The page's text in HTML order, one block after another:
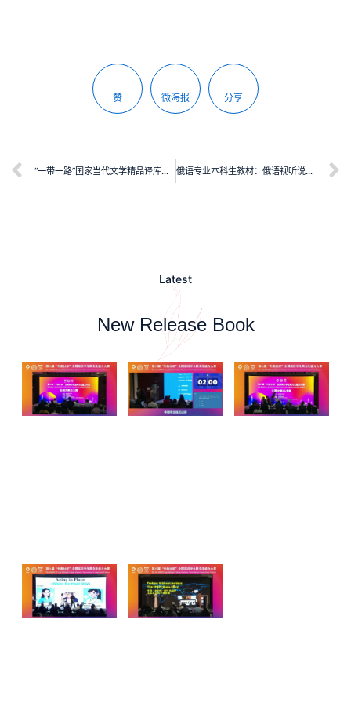
赞 微海报 分享
“一带一路”国家当代文学精品译库：面朝大海的伊万娜 俄语专业本科生教材：俄语视听说教程3教师用书
Latest
New Release Book